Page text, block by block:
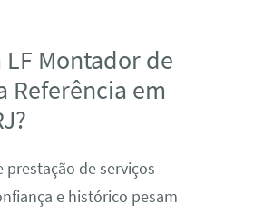
LF Montador de
Referência em
prestação de serviços
e histórico pesam